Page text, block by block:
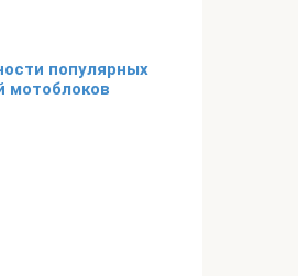
популярных
мотоблоков